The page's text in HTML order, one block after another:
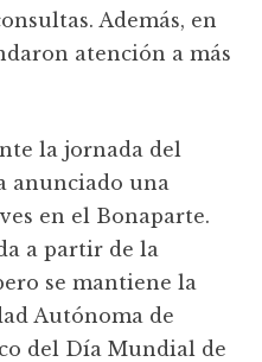
Además, en
atención a más
la jornada del
anunciado una
en el Bonaparte.
a partir de la
se mantiene la
Autónoma de
del Día Mundial de